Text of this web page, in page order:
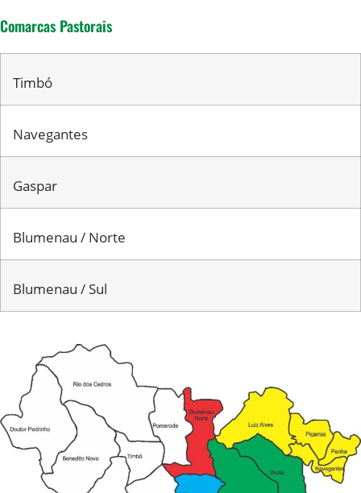
Comarcas Pastorais
Timbó
Navegantes
Gaspar
Blumenau / Norte
Blumenau / Sul